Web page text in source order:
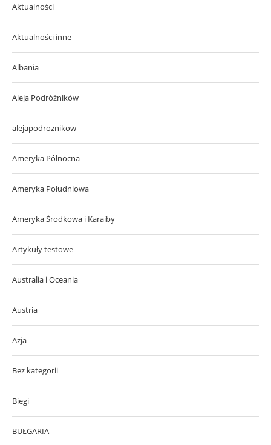
Aktualności
Aktualności inne
Albania
Aleja Podróżników
alejapodroznikow
Ameryka Północna
Ameryka Południowa
Ameryka Środkowa i Karaiby
Artykuły testowe
Australia i Oceania
Austria
Azja
Bez kategorii
Biegi
BUŁGARIA